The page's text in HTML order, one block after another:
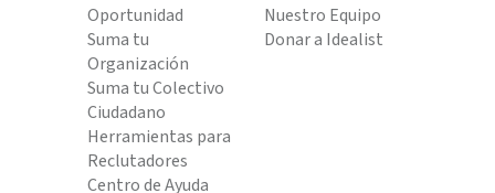
Oportunidad
Suma tu
Organización
Suma tu Colectivo
Ciudadano
Herramientas para
Reclutadores
Centro de Ayuda
Nuestro Equipo
Donar a Idealist